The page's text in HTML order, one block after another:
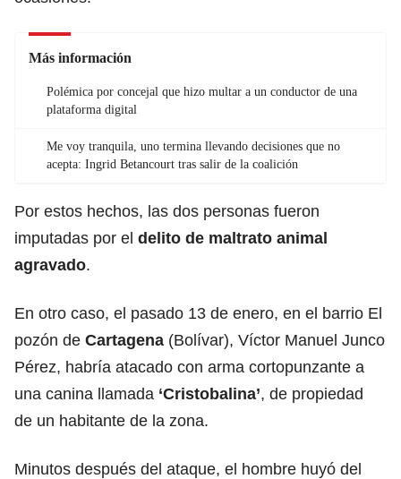
Más información
Polémica por concejal que hizo multar a un conductor de una
plataforma digital
Me voy tranquila, uno termina llevando decisiones que no
acepta: Ingrid Betancourt tras salir de la coalición
Por estos hechos, las dos personas fueron
imputadas por el delito de maltrato animal
agravado.
En otro caso, el pasado 13 de enero, en el barrio El
pozón de Cartagena (Bolívar), Víctor Manuel Junco
Pérez, habría atacado con arma cortopunzante a
una canina llamada ‘Cristobalina’, de propiedad
de un habitante de la zona.
Minutos después del ataque, el hombre huyó del